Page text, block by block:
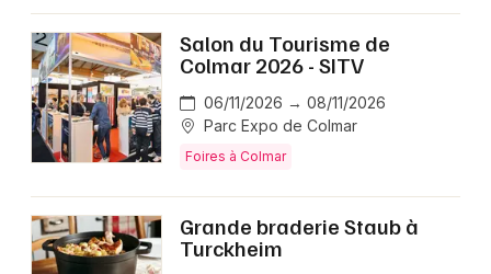
Salon du Tourisme de
Colmar 2026 - SITV
06/11/2026 → 08/11/2026
Parc Expo de Colmar
Foires à Colmar
Grande braderie Staub à
Turckheim